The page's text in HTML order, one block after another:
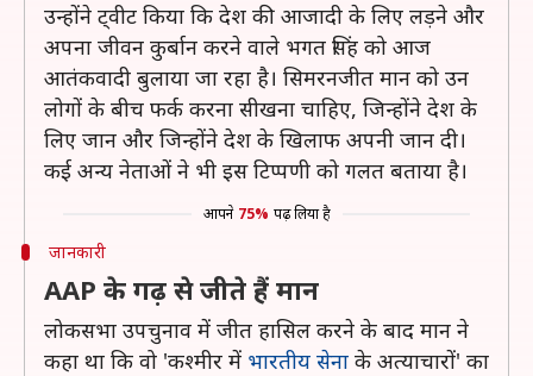
उन्होंने ट्वीट किया कि देश की आजादी के लिए लड़ने और
अपना जीवन कुर्बान करने वाले भगत सिंह को आज
आतंकवादी बुलाया जा रहा है। सिमरनजीत मान को उन
लोगों के बीच फर्क करना सीखना चाहिए, जिन्होंने देश के
लिए जान और जिन्होंने देश के खिलाफ अपनी जान दी।
कई अन्य नेताओं ने भी इस टिप्पणी को गलत बताया है।
आपने 75% पढ़ लिया है
जानकारी
AAP के गढ़ से जीते हैं मान
लोकसभा उपचुनाव में जीत हासिल करने के बाद मान ने
कहा था कि वो 'कश्मीर में भारतीय सेना के अत्याचारों' का